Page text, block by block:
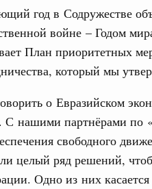
год в Содружестве
войне – Годом
План приоритетных
который мы
о Евразийском
С нашими партнёрами по
свободного
целый ряд решений,
Одно из них
Установлен
колледжей и
экономический союз.
Оверчука по